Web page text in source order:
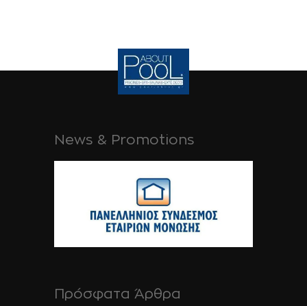
News & Promotions
Πρόσφατα Άρθρα